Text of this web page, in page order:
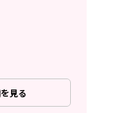
見る